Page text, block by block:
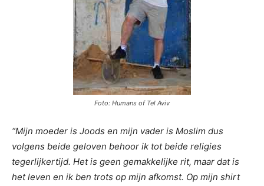
Foto: Humans of Tel Aviv
“Mijn moeder is Joods en mijn vader is Moslim dus
volgens beide geloven behoor ik tot beide religies
tegerlijkertijd. Het is geen gemakkelijke rit, maar dat is
het leven en ik ben trots op mijn afkomst. Op mijn shirt